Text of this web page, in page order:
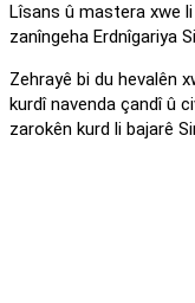
Lîsans û mastera xwe
zanîngeha Erdnîgariya
Zehrayê bi du hevalên
kurdî navenda çandî û
zarokên kurd li bajarê